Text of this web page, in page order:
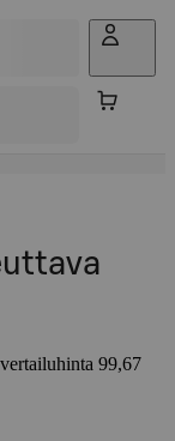
vertailuhinta 99,67